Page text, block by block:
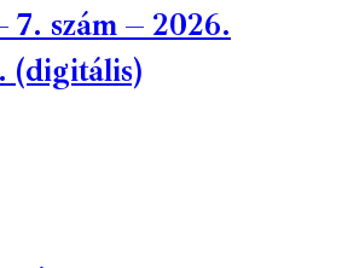
7. szám – 2026.
(digitális)